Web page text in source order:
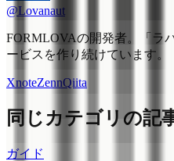
@Lovanaut
FORMLOVAの開発者。「ラ
ービスを作り続けています。
XnoteZennQiita
同じカテゴリの記
ガイド